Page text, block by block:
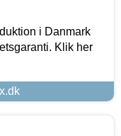
i Danmark
Klik her